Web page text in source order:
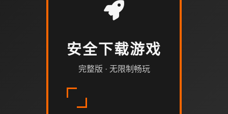
安全下载游戏
完整版 · 无限制畅玩